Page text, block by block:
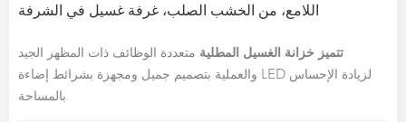
اللامع، من الخشب الصلب، غرفة غسيل في الشرفة
تتميز خزانة الغسيل المطلية متعددة الوظائف ذات المظهر الجيد
والعملية بتصميم جميل ومجهزة بشرائط إضاءة LED لزيادة الإحساس